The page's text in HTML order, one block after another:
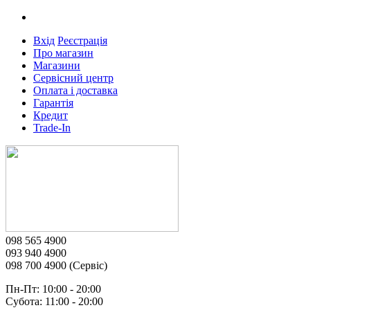
Вхід Реєстрація
Про магазин
Магазини
Сервісний центр
Оплата і доставка
Гарантія
Кредит
Trade-In
098 565 4900
093 940 4900
098 700 4900 (Сервіс)
Пн-Пт: 10:00 - 20:00
Субота: 11:00 - 20:00